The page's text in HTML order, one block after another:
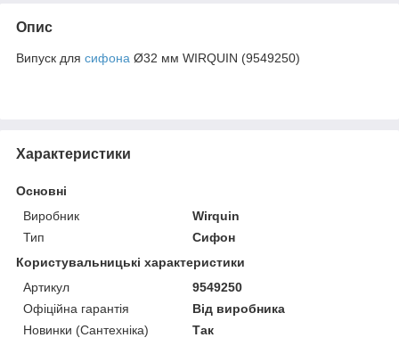
Опис
Випуск для сифона Ø32 мм WIRQUIN (9549250)
Характеристики
Основні
Виробник
Wirquin
Тип
Сифон
Користувальницькі характеристики
Артикул
9549250
Офіційна гарантія
Від виробника
Новинки (Сантехніка)
Так